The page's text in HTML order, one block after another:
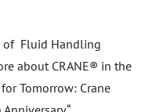
of Fluid Handling
about CRANE® in the
Tomorrow: Crane